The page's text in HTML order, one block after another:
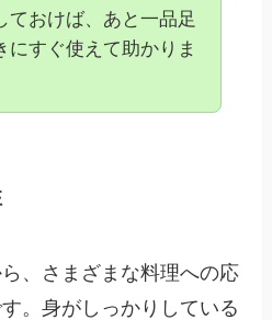
ておけば、あと一品足
にすぐ使えて助かりま
、さまざまな料理への応
。身がしっかりしている